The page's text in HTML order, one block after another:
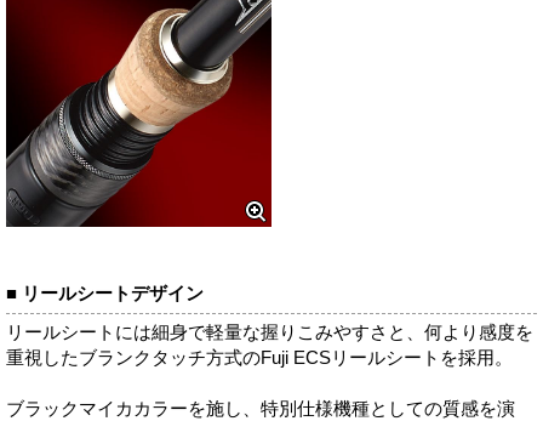
■ リールシートデザイン
リールシートには細身で軽量な握りこみやすさと、何より感度を
重視したブランクタッチ方式のFuji ECSリールシートを採用。
ブラックマイカカラーを施し、特別仕様機種としての質感を演